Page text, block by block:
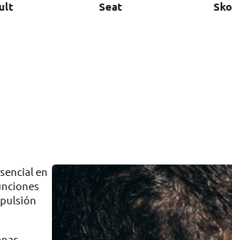
Seat
en